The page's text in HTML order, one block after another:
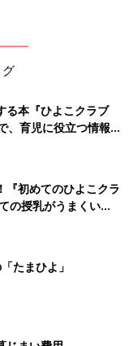
る本『ひよこクラブ
育児に役立つ情報が
『初めてのひよこクラ
の授乳がうまくい
夏のトラブル 解決テ
たまひよ」